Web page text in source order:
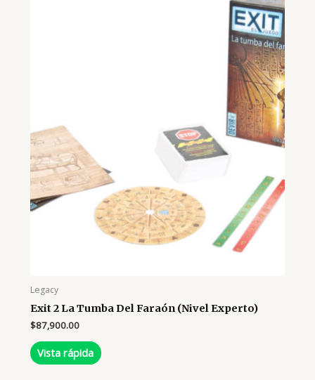
Legacy
Exit 2 La Tumba Del Faraón (Nivel Experto)
$87,900.00
Vista rápida